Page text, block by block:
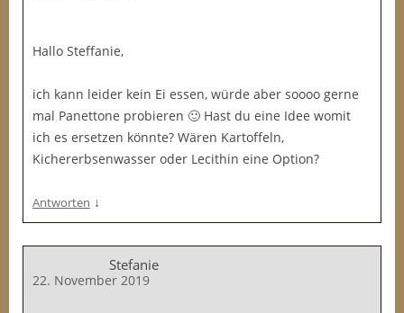
Hallo Steffanie,
ich kann leider kein Ei essen, würde aber soooo gerne
mal Panettone probieren 🙂 Hast du eine Idee womit
ich es ersetzen könnte? Wären Kartoffeln,
Kichererbsenwasser oder Lecithin eine Option?
Antworten ↓
Stefanie
22. November 2019